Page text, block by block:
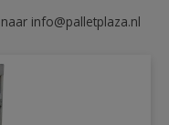
info@palletplaza.nl